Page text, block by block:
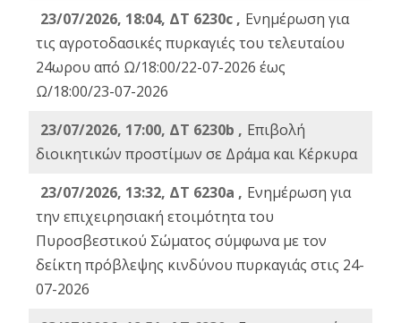
23/07/2026, 18:04, ΔΤ 6230c , Ενημέρωση για
τις αγροτοδασικές πυρκαγιές του τελευταίου
24ωρου από Ω/18:00/22-07-2026 έως
Ω/18:00/23-07-2026
23/07/2026, 17:00, ΔΤ 6230b , Επιβολή
διοικητικών προστίμων σε Δράμα και Κέρκυρα
23/07/2026, 13:32, ΔΤ 6230a , Ενημέρωση για
την επιχειρησιακή ετοιμότητα του
Πυροσβεστικού Σώματος σύμφωνα με τον
δείκτη πρόβλεψης κινδύνου πυρκαγιάς στις 24-
07-2026